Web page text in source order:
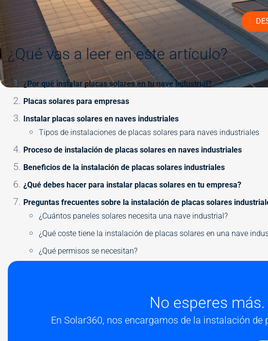
¿Qué vas a leer en este artículo?
¿Por qué instalar placas solares en tu nave industrial?
Placas solares para empresas
Instalar placas solares en naves industriales
Tipos de instalaciones de placas solares para naves industriales
Proceso de instalación de placas solares en naves industriales
Beneficios de la instalación de placas solares industriales
¿Qué debes hacer para instalar placas solares en tu empresa?
Preguntas frecuentes sobre la instalación de placas solares
¿Cuántos paneles solares necesita una nave industrial?
¿Qué coste tiene la instalación de placas solares en una nave
¿Qué permisos se necesitan?
No esperes
En Solar360, nos encargamos de la instalación